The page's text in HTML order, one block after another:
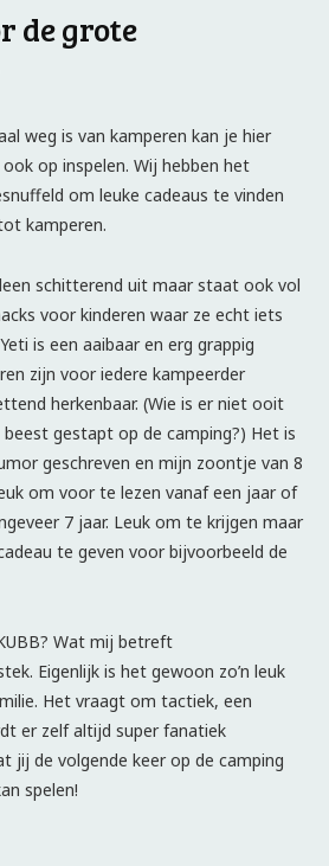
de grote
weg is van kamperen kan je hier
op inspelen. Wij hebben het
om leuke cadeaus te vinden
kamperen.
schitterend uit maar staat ook vol
voor kinderen waar ze echt iets
is een aaibaar en erg grappig
zijn voor iedere kampeerder
herkenbaar. (Wie is er niet ooit
gestapt op de camping?) Het is
geschreven en mijn zoontje van 8
om voor te lezen vanaf een jaar of
7 jaar. Leuk om te krijgen maar
te geven voor bijvoorbeeld de
Wat mij betreft
Eigenlijk is het gewoon zo’n leuk
Het vraagt om tactiek, een
er zelf altijd super fanatiek
jij de volgende keer op de camping
spelen!